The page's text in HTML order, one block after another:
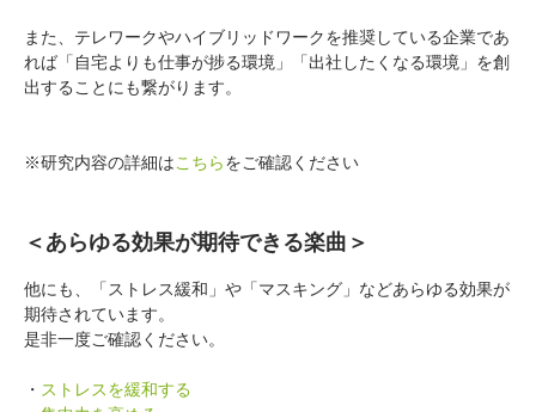
また、テレワークやハイブリッドワークを推奨している企業であ
れば「自宅よりも仕事が捗る環境」「出社したくなる環境」を創
出することにも繋がります。
※研究内容の詳細はこちらをご確認ください
＜あらゆる効果が期待できる楽曲＞
他にも、「ストレス緩和」や「マスキング」などあらゆる効果が
期待されています。
是非一度ご確認ください。
・ ストレスを緩和する